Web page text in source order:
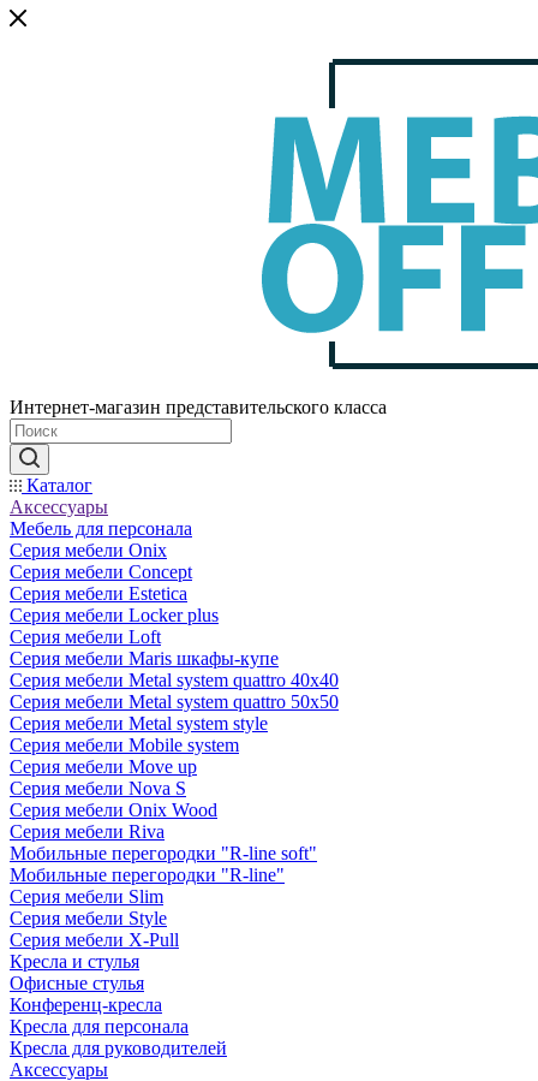
Интернет-магазин представительского класса
Каталог
Аксессуары
Мебель для персонала
Серия мебели Onix
Серия мебели Concept
Серия мебели Estetica
Серия мебели Locker plus
Серия мебели Loft
Серия мебели Maris шкафы-купе
Серия мебели Metal system quattro 40x40
Серия мебели Metal system quattro 50x50
Серия мебели Metal system style
Серия мебели Mobile system
Серия мебели Move up
Серия мебели Nova S
Серия мебели Onix Wood
Серия мебели Riva
Мобильные перегородки "R-line soft"
Мобильные перегородки "R-line"
Серия мебели Slim
Серия мебели Style
Серия мебели X-Pull
Кресла и стулья
Офисные стулья
Конференц-кресла
Кресла для персонала
Кресла для руководителей
Аксессуары